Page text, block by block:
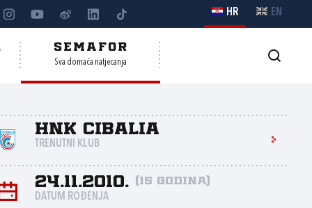
HR EN
SEMAFOR
Sva domaća natjecanja
HNK Cibalia
TRENUTNI KLUB
24.11.2010. (15 godina)
DATUM ROĐENJA